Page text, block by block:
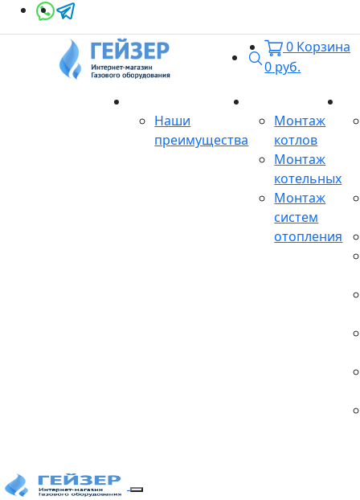
Поиск
0 Корзина
0 руб.
Наши
преимущества
Монтаж
котлов
Монтаж
котельных
Монтаж
систем
отопления